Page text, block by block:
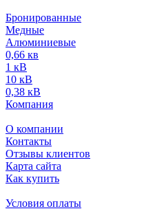
Бронированные
Медные
Алюминиевые
0,66 кв
1 кВ
10 кВ
0,38 кВ
Компания
О компании
Контакты
Отзывы клиентов
Карта сайта
Как купить
Условия оплаты